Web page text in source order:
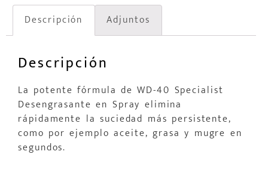
Descripción Adjuntos
Descripción
La potente fórmula de WD-40 Specialist
Desengrasante en Spray elimina
rápidamente la suciedad más persistente,
como por ejemplo aceite, grasa y mugre en
segundos.